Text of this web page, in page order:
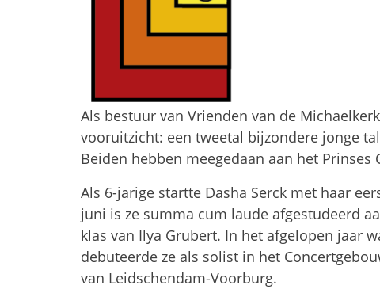
Als bestuur van Vrienden van de
vooruitzicht: een tweetal bijzondere jonge
Beiden hebben meegedaan aan het Prinses
Als 6-jarige startte Dasha Serck met haar
juni is ze summa cum laude afgestudeerd
klas van Ilya Grubert. In het afgelopen jaar
debuteerde ze als solist in het
van Leidschendam-Voorburg.